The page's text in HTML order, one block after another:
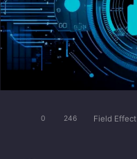
0 246 Field Effect